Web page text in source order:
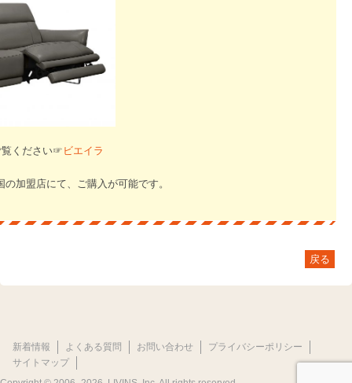
覧ください☞ ビエイラ
加盟店にて、ご購入が可能です。
戻る
新着情報 よくある質問 お問い合わせ
プライバシーポリシー
サイトマップ